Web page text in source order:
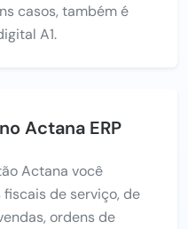
casos, também é
A1.
Actana ERP
Actana você
de serviço, de
ordens de